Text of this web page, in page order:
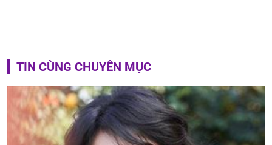
TIN CÙNG CHUYÊN MỤC